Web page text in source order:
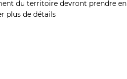
du territoire devront prendre
plus de détails